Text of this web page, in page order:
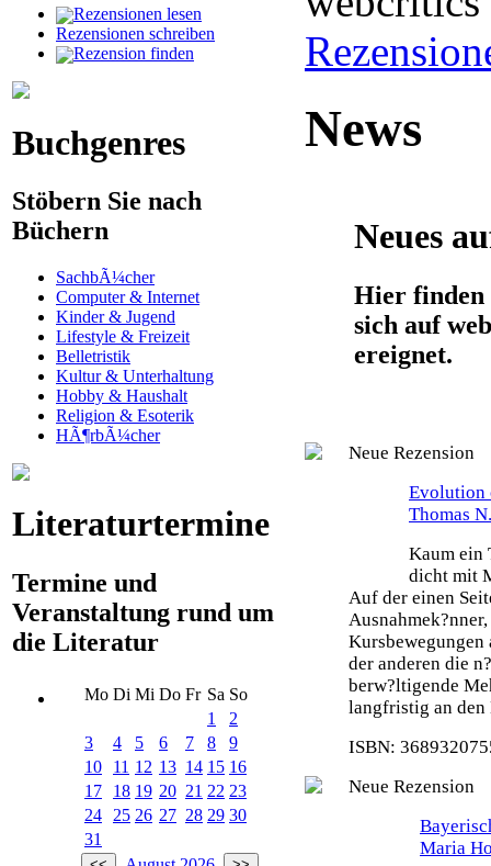
Rezensionen lesen
Rezensionen schreiben
Rezension finden
Buchgenres
Stöbern Sie nach
Büchern
SachbÃ¼cher
Computer & Internet
Kinder & Jugend
Lifestyle & Freizeit
Belletristik
Kultur & Unterhaltung
Hobby & Haushalt
Religion & Esoterik
HÃ¶rbÃ¼cher
Literaturtermine
Termine und
Veranstaltung rund um
die Literatur
Mo Di Mi Do Fr Sa So
1
2
3
4 5 6 7 8
9
10
11 12 13 14 15 16
17
18 19 20 21 22 23
24
25 26 27 28 29 30
31
News
Neues
Hier finden
sich auf
ereignet.
Neue Rezension
Evolution
Thomas
Kaum ein
dicht mit
Auf der einen
der anderen die
berw?ltigende
langfristig an den
ISBN:
Neue Rezension
Maria